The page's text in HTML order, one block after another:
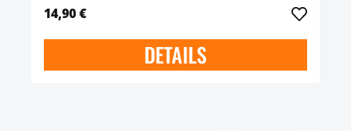
14,90 €
DETAILS